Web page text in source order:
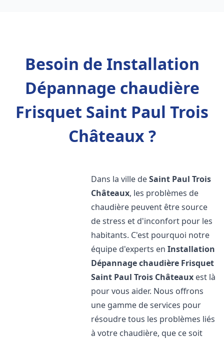
Besoin de Installation
Dépannage chaudière
Frisquet Saint Paul Trois
Châteaux ?
Dans la ville deSaint Paul Trois
Châteaux, les problèmes de
chaudière peuvent être source
de stress et d'inconfort pour les
habitants. C'est pourquoi notre
équipe d'experts enInstallation
Dépannage chaudière Frisquet
Saint Paul Trois Châteaux est là
pour vous aider. Nous offrons
une gamme de services pour
résoudre tous les problèmes liés
à votre chaudière, que ce soit